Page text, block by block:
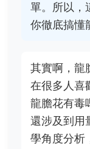
單。所以，
你徹底搞懂
其實啊，龍
在很多人喜
龍膽花有毒
還涉及到用
學角度分析